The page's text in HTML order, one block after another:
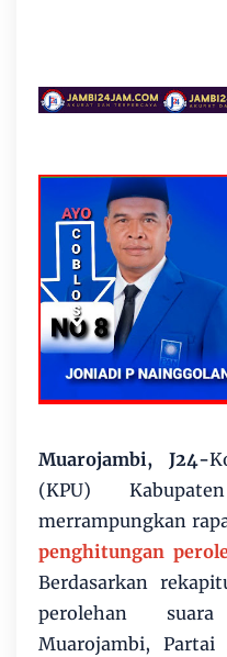
Muarojambi, J24-
(KPU)
merrampungkan
penghitungan
Berdasarkan
perolehan
Muarojambi, Partai